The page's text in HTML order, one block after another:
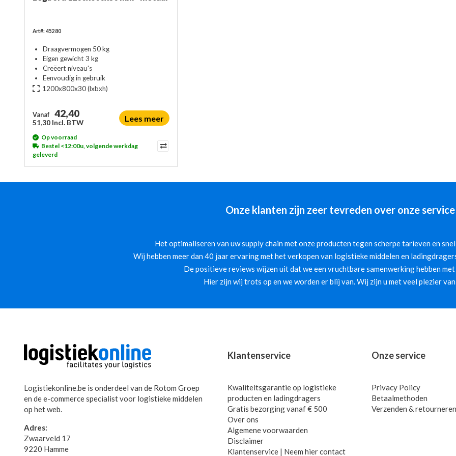
Art#: 45280
Draagvermogen 50 kg
Eigen gewicht 3 kg
Creëert niveau's
Eenvoudig in gebruik
1200x800x30(lxbxh)
Vanaf 42,40
51,30 Incl. BTW Lees meer
Op voorraad
Bestel <12:00u, volgende werkdag
geleverd
Onze klanten zijn zeer tevreden over onze
Het optimaliseren van uw supply chain met onze producten tegen scherpe tarieven en
Wij hebben meer dan 40 jaar ervaring met het verkopen van logistieke middelen en
De positieve reviews wijzen uit dat we een vruchtbare samenwerking hebben
Hier zijn wij trots op en we worden er blij van. Wij zijn u met veel plezier
Logistiekonline.be is onderdeel van de Rotom Groep
en de e-commerce specialist voor logistieke middelen
op het web.
Adres:
Zwaarveld 17
9220 Hamme
Klantenservice
Kwaliteitsgarantie op logistieke
producten en ladingdragers
Gratis bezorging vanaf € 500
Over ons
Algemene voorwaarden
Disclaimer
Klantenservice | Neem hier contact
Onze service
Privacy Policy
Betaalmethoden
Verzenden &